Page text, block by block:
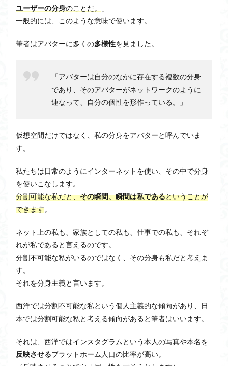
ユーザーの分身のことだ。
」
一般的には、このような意味で使います。
筆者はアバターに多くの多様性を見ました。
「アバターは自分のなかに存在する複数の分身
であり、そのアバターがネットワークのように
連なって、自分の個性を形作っている。」
仮想空間だけではなく、私の分身をアバターと呼んでいま
す。
私たちは日常のようにインターネットを使い、その中で分身
を使いこなします。
分割可能な私だと、その瞬間、瞬間は私であるということが
できます。
ネット上の私も、家族としての私も、仕事での私も、それぞ
れが私であると言えるのです。
分割不可能な私がいるのではなく、その分身も私だと考えま
す。
それを分身主義と言います。
西洋では分割不可能な私という個人主義的な傾向があり、日
本では分割可能な私と考える傾向があると筆者はいいます。
それは、西洋ではインスタグラムという本人の写真や本名を
反映させるプラットホーム人口の比率が高い。